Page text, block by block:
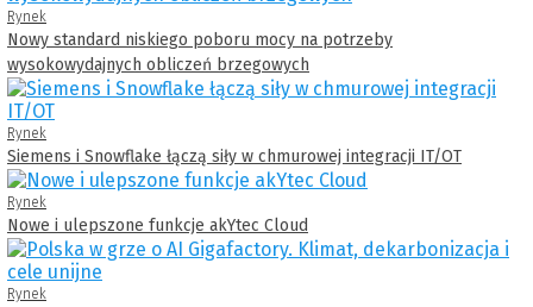
Rynek
Nowy standard niskiego poboru mocy na potrzeby
wysokowydajnych obliczeń brzegowych
Rynek
Siemens i Snowflake łączą siły w chmurowej integracji IT/OT
Rynek
Nowe i ulepszone funkcje akYtec Cloud
Rynek